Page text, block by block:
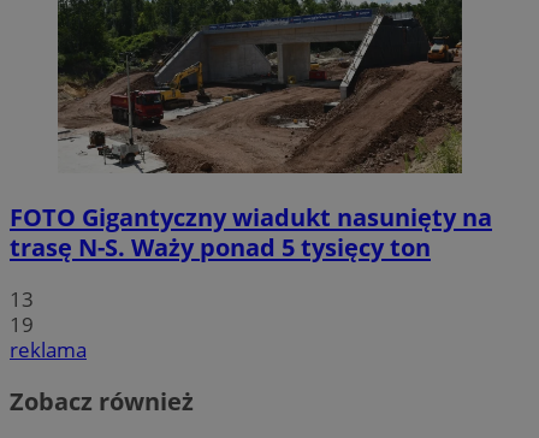
FOTO Gigantyczny wiadukt nasunięty na
trasę N-S. Waży ponad 5 tysięcy ton
13
19
reklama
Zobacz również